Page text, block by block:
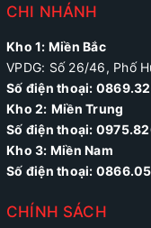
CHI NHÁNH
Kho 1: Miền Bắc
VPDG: Số 26/46, Phố
Số điện thoại:
Kho 2: Miền Trung
Số điện thoại:
Kho 3: Miền Nam
Số điện thoại:
CHÍNH SÁCH